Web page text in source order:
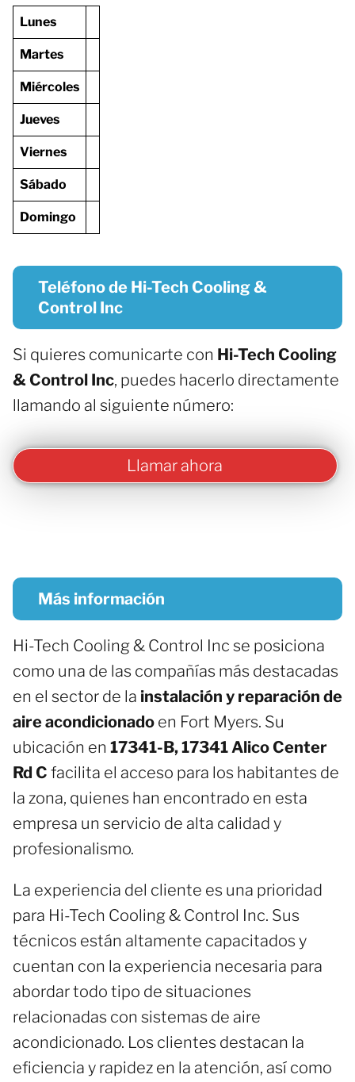
Lunes
Martes
Miércoles
Jueves
Viernes
Sábado
Domingo
Teléfono de Hi-Tech Cooling &
Control Inc
Si quieres comunicarte con Hi-Tech Cooling
& Control Inc, puedes hacerlo directamente
llamando al siguiente número:
Llamar ahora
Más información
Hi-Tech Cooling & Control Inc se posiciona
como una de las compañías más destacadas
en el sector de la instalación y reparación de
aire acondicionado en Fort Myers. Su
ubicación en 17341-B, 17341 Alico Center
Rd C facilita el acceso para los habitantes de
la zona, quienes han encontrado en esta
empresa un servicio de alta calidad y
profesionalismo.
La experiencia del cliente es una prioridad
para Hi-Tech Cooling & Control Inc. Sus
técnicos están altamente capacitados y
cuentan con la experiencia necesaria para
abordar todo tipo de situaciones
relacionadas con sistemas de aire
acondicionado. Los clientes destacan la
eficiencia y rapidez en la atención, así como